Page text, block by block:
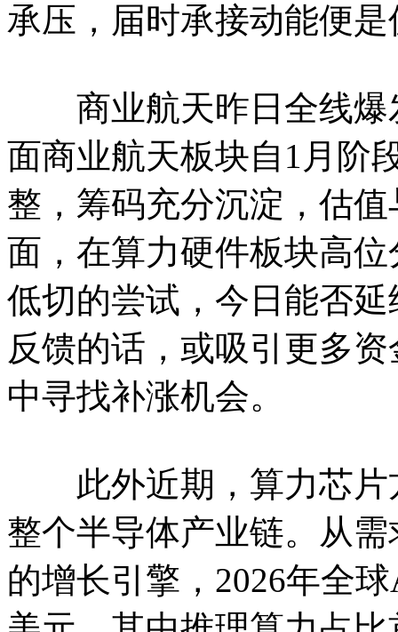
承压，届时承接动能便
商业航天昨日全线爆
面商业航天板块自1月阶
整，筹码充分沉淀，估
面，在算力硬件板块高
低切的尝试，今日能否
反馈的话，或吸引更多
中寻找补涨机会。
此外近期，算力芯片
整个半导体产业链。从
的增长引擎，2026年全